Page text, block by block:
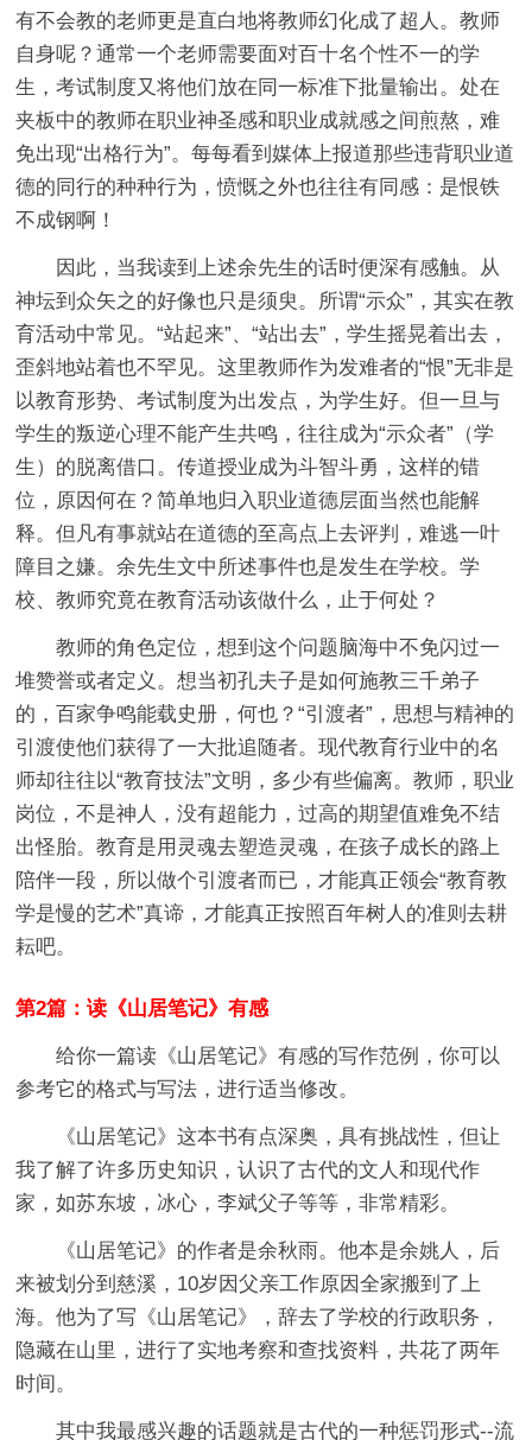
有不会教的老师更是直白地将教师幻化成了超人。教师
自身呢？通常一个老师需要面对百十名个性不一的学
生，考试制度又将他们放在同一标准下批量输出。处在
夹板中的教师在职业神圣感和职业成就感之间煎熬，难
免出现“出格行为”。每每看到媒体上报道那些违背职业道
德的同行的种种行为，愤慨之外也往往有同感：是恨铁
不成钢啊！
因此，当我读到上述余先生的话时便深有感触。从
神坛到众矢之的好像也只是须臾。所谓“示众”，其实在教
育活动中常见。“站起来”、“站出去”，学生摇晃着出去，
歪斜地站着也不罕见。这里教师作为发难者的“恨”无非是
以教育形势、考试制度为出发点，为学生好。但一旦与
学生的叛逆心理不能产生共鸣，往往成为“示众者”（学
生）的脱离借口。传道授业成为斗智斗勇，这样的错
位，原因何在？简单地归入职业道德层面当然也能解
释。但凡有事就站在道德的至高点上去评判，难逃一叶
障目之嫌。余先生文中所述事件也是发生在学校。学
校、教师究竟在教育活动该做什么，止于何处？
教师的角色定位，想到这个问题脑海中不免闪过一
堆赞誉或者定义。想当初孔夫子是如何施教三千弟子
的，百家争鸣能载史册，何也？“引渡者”，思想与精神的
引渡使他们获得了一大批追随者。现代教育行业中的名
师却往往以“教育技法”文明，多少有些偏离。教师，职业
岗位，不是神人，没有超能力，过高的期望值难免不结
出怪胎。教育是用灵魂去塑造灵魂，在孩子成长的路上
陪伴一段，所以做个引渡者而已，才能真正领会“教育教
学是慢的艺术”真谛，才能真正按照百年树人的准则去耕
耘吧。
第2篇：读《山居笔记》有感
给你一篇读《山居笔记》有感的写作范例，你可以
参考它的格式与写法，进行适当修改。
《山居笔记》这本书有点深奥，具有挑战性，但让
我了解了许多历史知识，认识了古代的文人和现代作
家，如苏东坡，冰心，李斌父子等等，非常精彩。
《山居笔记》的作者是余秋雨。他本是余姚人，后
来被划分到慈溪，10岁因父亲工作原因全家搬到了上
海。他为了写《山居笔记》，辞去了学校的行政职务，
隐藏在山里，进行了实地考察和查找资料，共花了两年
时间。
其中我最感兴趣的话题就是古代的一种惩罚形式--流